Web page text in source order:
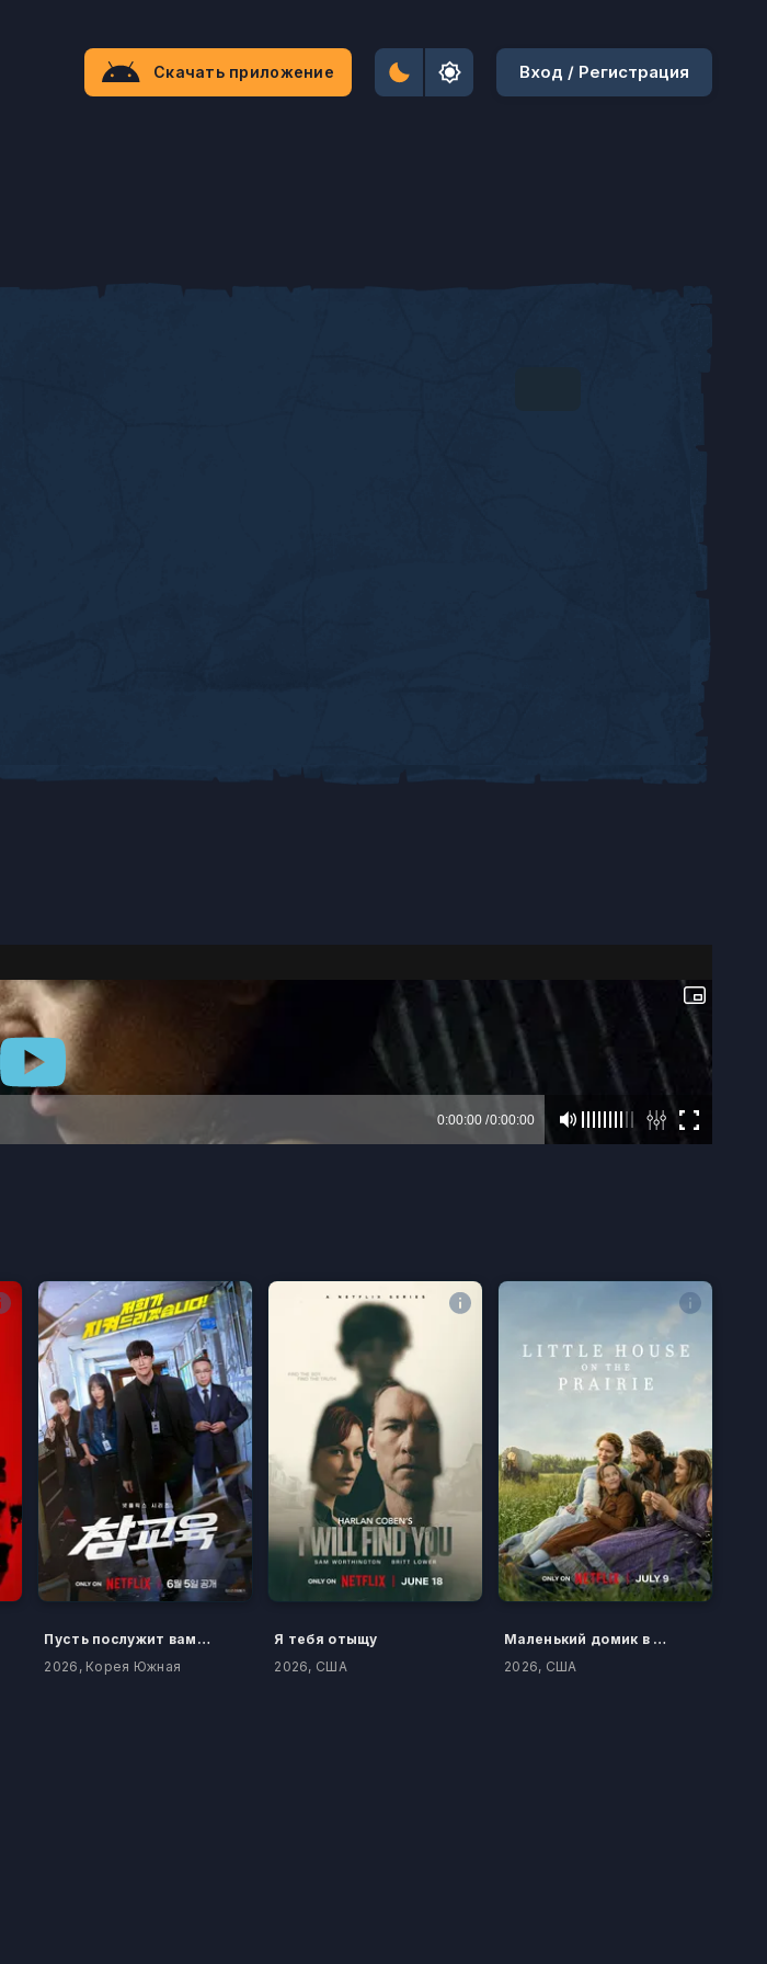
Скачать приложение Вход / Регистрация
Пусть послужит вам уроком
2026, Корея Южная
Я тебя отыщу
2026, США
Маленький домик в прериях
2026, США